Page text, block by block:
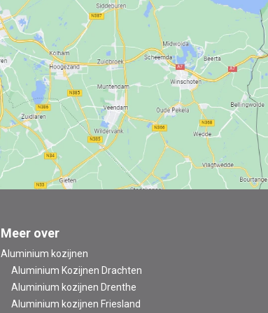
Meer over
Aluminium kozijnen
Aluminium Kozijnen Drachten
Aluminium kozijnen Drenthe
Aluminium kozijnen Friesland